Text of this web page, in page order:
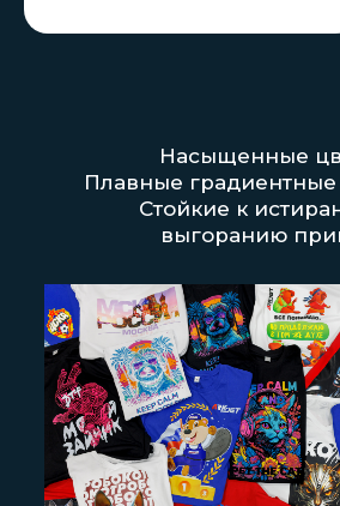
Насыщенные
Плавные
Стойкие к
выгоранию